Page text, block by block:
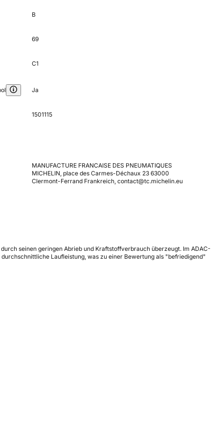
B
69
C1
Ja
1501115
MANUFACTURE FRANCAISE DES PNEUMATIQUES
MICHELIN, place des Carmes-Déchaux 23 63000
Clermont-Ferrand Frankreich, contact@tc.michelin.eu
seinen geringen Abrieb und Kraftstoffverbrauch überzeugt. Im ADAC-
Laufleistung, was zu einer Bewertung als "befriedigend"